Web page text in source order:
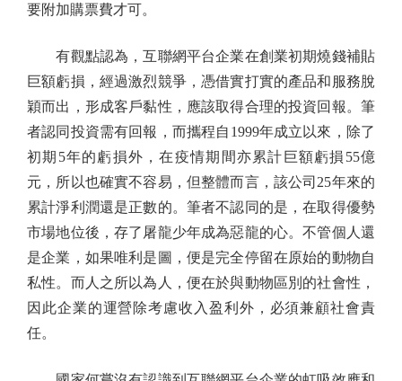
要附加購票費才可。
有觀點認為，互聯網平台企業在創業初期燒錢補貼
巨額虧損，經過激烈競爭，憑借實打實的產品和服務脫
穎而出，形成客戶黏性，應該取得合理的投資回報。筆
者認同投資需有回報，而攜程自1999年成立以來，除了
初期5年的虧損外，在疫情期間亦累計巨額虧損55億
元，所以也確實不容易，但整體而言，該公司25年來的
累計淨利潤還是正數的。筆者不認同的是，在取得優勢
市場地位後，存了屠龍少年成為惡龍的心。不管個人還
是企業，如果唯利是圖，便是完全停留在原始的動物自
私性。而人之所以為人，便在於與動物區別的社會性，
因此企業的運營除考慮收入盈利外，必須兼顧社會責
任。